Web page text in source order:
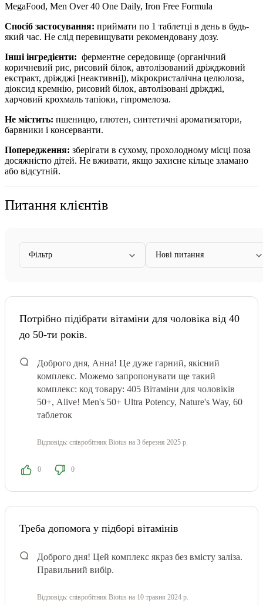
MegaFood, Men Over 40 One Daily, Iron Free Formula
Спосіб застосування: приймати по 1 таблетці в день в будь-
який час. Не слід перевищувати рекомендовану дозу.
Інші інгредієнти: ферментне середовище (органічний
коричневий рис, рисовий білок, автолізований дріжджовий
екстракт, дріжджі [неактивні]), мікрокристалічна целюлоза,
діоксид кремнію, рисовий білок, автолізовані дріжджі,
харчовий крохмаль тапіоки, гіпромелоза.
Не містить: пшеницю, глютен, синтетичні ароматизатори,
барвники і консерванти.
Попередження: зберігати в сухому, прохолодному місці поза
досяжністю дітей. Не вживати, якщо захисне кільце зламано
або відсутній.
Питання клієнтів
Фільтр Нові питання
Потрібно підібрати вітаміни для чоловіка від 40
до 50-ти років.
Доброго дня, Анна! Це дуже гарний, якісний
комплекс. Можемо запропонувати ще такий
комплекс: код товару: 405 Вітаміни для чоловіків
50+, Alive! Men's 50+ Ultra Potency, Nature's Way, 60
таблеток
Відповідь: співробітник Biotus на 3 березня 2025 р.
0 0
Треба допомога у підборі вітамінів
Доброго дня! Цей комплекс якраз без вмісту заліза.
Правильний вибір.
Відповідь: співробітник Biotus на 10 травня 2024 р.